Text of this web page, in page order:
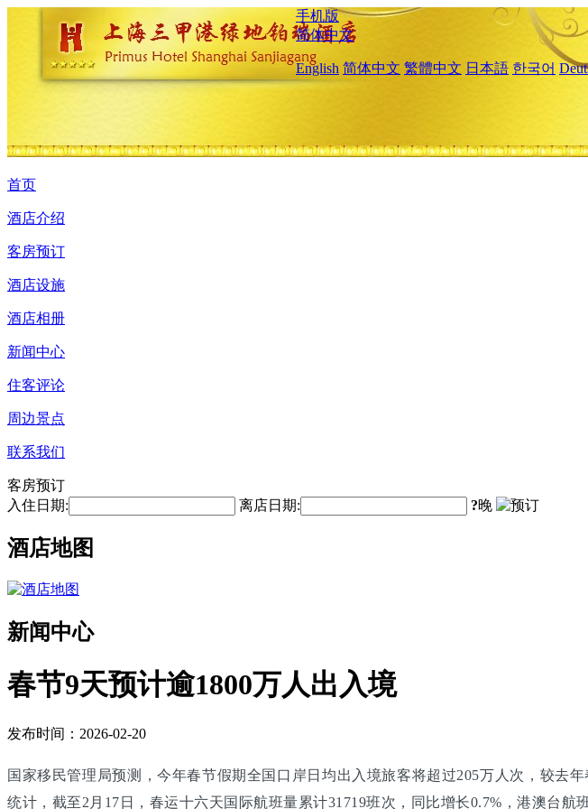
手机版
简体中文
English 简体中文 繁體中文 日本語 한국어
首页
酒店介绍
客房预订
酒店设施
酒店相册
新闻中心
住客评论
周边景点
联系我们
客房预订
入住日期:
离店日期: ?晚
酒店地图
新闻中心
春节9天预计逾1800万人出入境
发布时间：2026-02-20
国家移民管理局预测，今年春节假期全国口岸日均出入境旅客将超过205万人次，较去
统计，截至2月17日，春运十六天国际航班量累计31719班次，同比增长0.7%，港澳台航